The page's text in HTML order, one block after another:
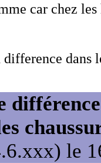
car chez
dans
le